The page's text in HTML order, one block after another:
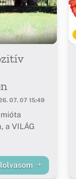
07. 07 15:49
a VILÁG